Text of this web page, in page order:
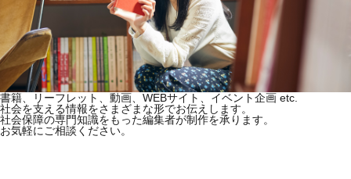
書籍、リーフレット、動画、WEBサイト、イベント企画 etc.
社会を支える情報をさまざまな形でお伝えします。
社会保障の専門知識をもった編集者が制作を承ります。
お気軽にご相談ください。